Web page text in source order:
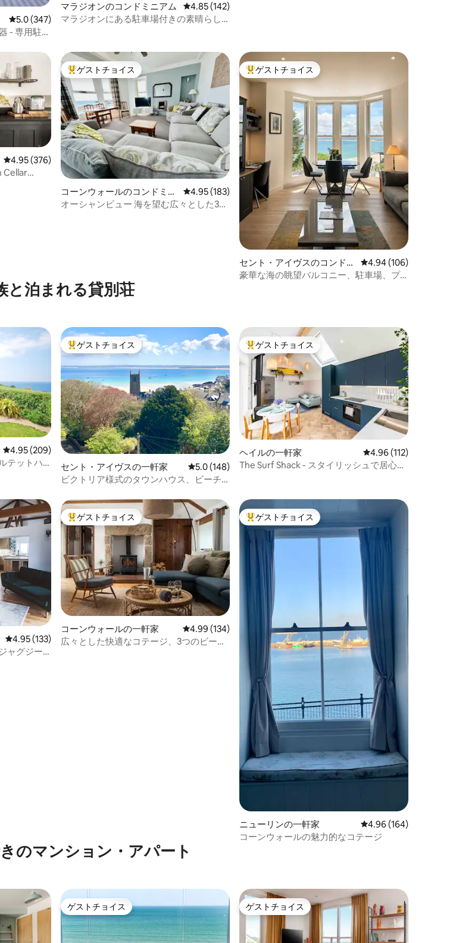
レビュー347件、5つ星中5.0つ星の平均評価
5.0 (347)
- 専用駐車
マラジオンのコンドミニアム レビュー142件、5つ星中4.85つ星の平均評価
4.85 (142)
マラジオンにある駐車場付きの素晴らし
レビュー376件、5つ星中4.95つ星の平均評価
4.95 (376)
Cellar
大好評のゲストチョイスです。
ゲストチョイス
コーンウォールのコンドミニ
アム
レビュー183件、5つ星中4.95つ星の平均評価
4.95 (183)
オーシャンビュー 海を望む広々とした3ベ
大好評のゲストチョイスです。
ゲストチョイス
セント・アイヴスのコンドミ
ニアム
レビュー106件、5つ
4.94 (106)
豪華な海の眺望バルコニー、駐車場、プ
と泊まれる貸別荘
レビュー209件、5つ星中4.95つ星の平均評価
4.95 (209)
テットハ
大好評のゲストチョイスです。
ゲストチョイス
セント・アイヴスの一軒家 レビュー148件、5つ星中5.0つ星の平均評価
5.0 (148)
ビクトリア様式のタウンハウス、ビーチ
大好評のゲストチョイスです。
ゲストチョイス
ヘイルの一軒家 レビュー112件、5つ
4.96 (112)
The Surf Shack - スタイリッシュで居心地
レビュー133件、5つ星中4.95つ星の平均評価
4.95 (133)
ャグジー
大好評のゲストチョイスです。
ゲストチョイス
コーンウォールの一軒家 レビュー134件、5つ星中4.99つ星の平均評価
4.99 (134)
広々とした快適なコテージ、3つのビーチ
大好評のゲストチョイスです。
ゲストチョイス
ニューリンの一軒家 レビュー164件、5つ
4.96 (164)
コーンウォールの魅力的なコテージ
のマンション・アパート
ゲストチョイス
ゲストチョイス ゲストチョイス
ゲストチョイス